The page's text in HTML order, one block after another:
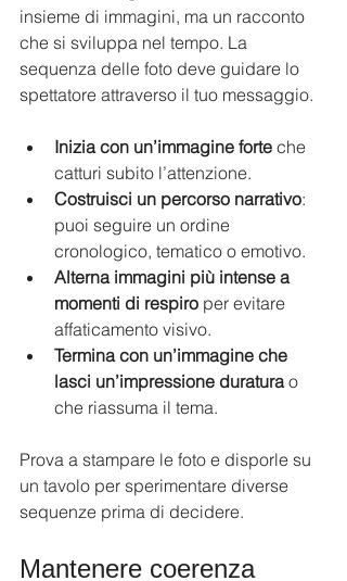
insieme di immagini, ma un racconto
che si sviluppa nel tempo. La
sequenza delle foto deve guidare lo
spettatore attraverso il tuo messaggio.
Inizia con un’immagine forte che
catturi subito l’attenzione.
Costruisci un percorso narrativo:
puoi seguire un ordine
cronologico, tematico o emotivo.
Alterna immagini più intense a
momenti di respiro per evitare
affaticamento visivo.
Termina con un’immagine che
lasci un’impressione duratura o
che riassuma il tema.
Prova a stampare le foto e disporle su
un tavolo per sperimentare diverse
sequenze prima di decidere.
Mantenere coerenza